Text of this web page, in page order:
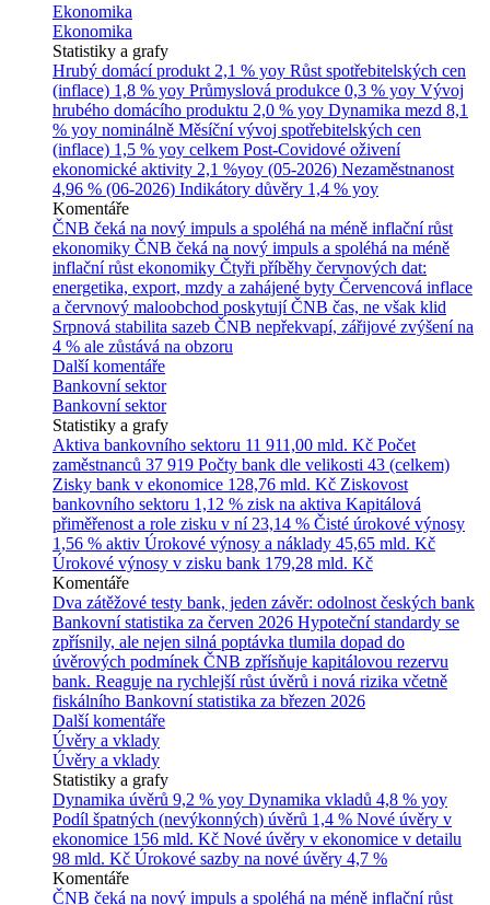
Ekonomika
Ekonomika
Statistiky a grafy
Hrubý domácí produkt 2,1 % yoy Růst spotřebitelských cen
(inflace) 1,8 % yoy Průmyslová produkce 0,3 % yoy Vývoj
hrubého domácího produktu 2,0 % yoy Dynamika mezd 8,1
% yoy nominálně Měsíční vývoj spotřebitelských cen
(inflace) 1,5 % yoy celkem Post-Covidové oživení
ekonomické aktivity 2,1 %yoy (05-2026) Nezaměstnanost
4,96 % (06-2026) Indikátory důvěry 1,4 % yoy
Komentáře
ČNB čeká na nový impuls a spoléhá na méně inflační růst
ekonomiky ČNB čeká na nový impuls a spoléhá na méně
inflační růst ekonomiky Čtyři příběhy červnových dat:
energetika, export, mzdy a zahájené byty Červencová inflace
a červnový maloobchod poskytují ČNB čas, ne však klid
Srpnová stabilita sazeb ČNB nepřekvapí, zářijové zvýšení na
4 % ale zůstává na obzoru
Další komentáře
Bankovní sektor
Bankovní sektor
Statistiky a grafy
Aktiva bankovního sektoru 11 911,00 mld. Kč Počet
zaměstnanců 37 919 Počty bank dle velikosti 43 (celkem)
Zisky bank v ekonomice 128,76 mld. Kč Ziskovost
bankovního sektoru 1,12 % zisk na aktiva Kapitálová
přiměřenost a role zisku v ní 23,14 % Čisté úrokové výnosy
1,56 % aktiv Úrokové výnosy a náklady 45,65 mld. Kč
Úrokové výnosy v zisku bank 179,28 mld. Kč
Komentáře
Dva zátěžové testy bank, jeden závěr: odolnost českých bank
Bankovní statistika za červen 2026 Hypoteční standardy se
zpřísnily, ale nejen silná poptávka tlumila dopad do
úvěrových podmínek ČNB zpřísňuje kapitálovou rezervu
bank. Reaguje na rychlejší růst úvěrů i nová rizika včetně
fiskálního Bankovní statistika za březen 2026
Další komentáře
Úvěry a vklady
Úvěry a vklady
Statistiky a grafy
Dynamika úvěrů 9,2 % yoy Dynamika vkladů 4,8 % yoy
Podíl špatných (nevýkonných) úvěrů 1,4 % Nové úvěry v
ekonomice 156 mld. Kč Nové úvěry v ekonomice v detailu
98 mld. Kč Úrokové sazby na nové úvěry 4,7 %
Komentáře
ČNB čeká na nový impuls a spoléhá na méně inflační růst